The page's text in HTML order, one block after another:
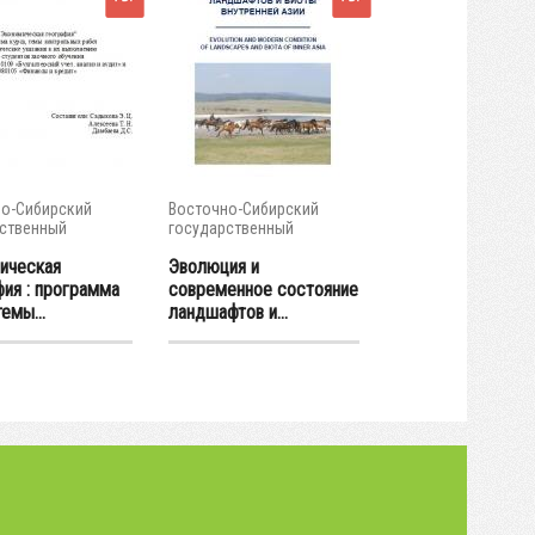
Сибирский
: программа
Восточно-Сибирский
государственный
Эволюция и
современное состояние
ландшафтов и...